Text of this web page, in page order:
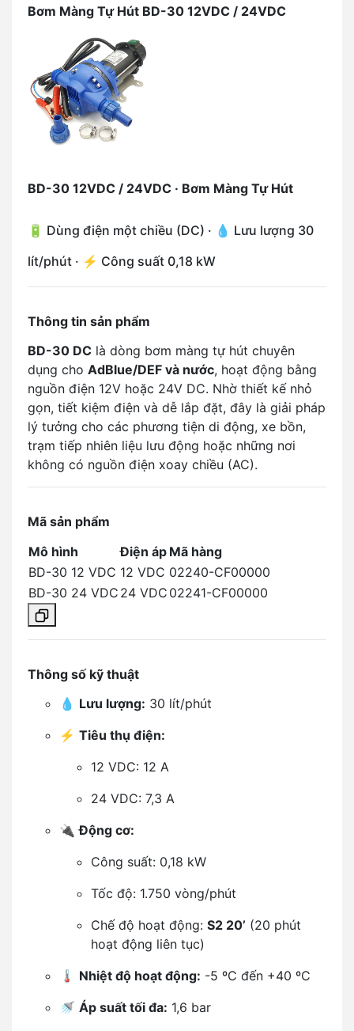
Bơm Màng Tự Hút BD-30 12VDC / 24VDC
BD-30 12VDC / 24VDC · Bơm Màng Tự Hút
🔋 Dùng điện một chiều (DC) · 💧 Lưu lượng 30
lít/phút · ⚡ Công suất 0,18 kW
Thông tin sản phẩm
BD-30 DC là dòng bơm màng tự hút chuyên
dụng cho AdBlue/DEF và nước, hoạt động bằng
nguồn điện 12V hoặc 24V DC. Nhờ thiết kế nhỏ
gọn, tiết kiệm điện và dễ lắp đặt, đây là giải pháp
lý tưởng cho các phương tiện di động, xe bồn,
trạm tiếp nhiên liệu lưu động hoặc những nơi
không có nguồn điện xoay chiều (AC).
Mã sản phẩm
Mô hình
Điện áp Mã hàng
BD-30 12 VDC 12 VDC 02240-CF00000
BD-30 24 VDC 24 VDC 02241-CF00000
Thông số kỹ thuật
💧 Lưu lượng: 30 lít/phút
⚡ Tiêu thụ điện:
12 VDC: 12 A
24 VDC: 7,3 A
🔌Động cơ:
Công suất: 0,18 kW
Tốc độ: 1.750 vòng/phút
Chế độ hoạt động: S2 20’ (20 phút
hoạt động liên tục)
🌡️ Nhiệt độ hoạt động: -5 ºC đến +40 ºC
🚿 Áp suất tối đa: 1,6 bar